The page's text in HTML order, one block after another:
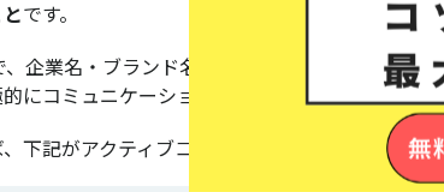
です。
企業名・ブランド名などをハッシュタグ検索し
にコミュニケーションを図ります。
下記がアクティブコミュニケーションの一例で